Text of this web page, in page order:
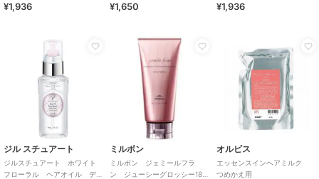
¥1,936 ¥1,650 ¥1,936
ジル スチュアート
ジルスチュアート ホワイト
フローラル ヘアオイル デ
ミルボン
ミルボン ジェミールフラ
ン ジューシーグロッシー180
オルビス
エッセンスインヘアミルク
つめかえ用